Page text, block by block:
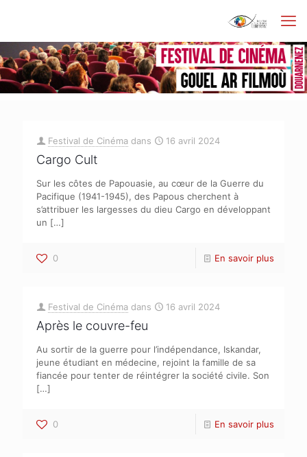
Festival de Cinéma dans 16 avril 2024
Cargo Cult
Sur les côtes de Papouasie, au cœur de la Guerre du
Pacifique (1941-1945), des Papous cherchent à
s’attribuer les largesses du dieu Cargo en développant
un […]
0 En savoir plus
Festival de Cinéma dans 16 avril 2024
Après le couvre-feu
Au sortir de la guerre pour l’indépendance, Iskandar,
jeune étudiant en médecine, rejoint la famille de sa
fiancée pour tenter de réintégrer la société civile. Son
[…]
0 En savoir plus